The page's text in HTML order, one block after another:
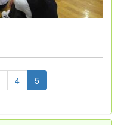
4 5